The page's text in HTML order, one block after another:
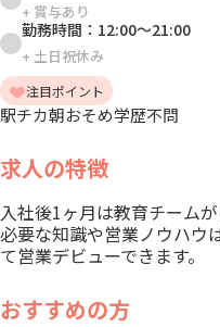
+ 賞与あり
勤務時間： 12:00～21:00
+ 土日祝休み
注目ポイント
駅チカ朝おそめ学歴不問
求人の特徴
入社後1ヶ月は教育チーム
必要な知識や営業ノウハウ
て営業デビューできます。
おすすめの方